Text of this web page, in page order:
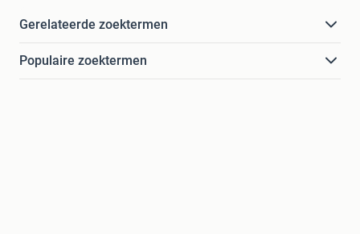
Gerelateerde zoektermen
Populaire zoektermen